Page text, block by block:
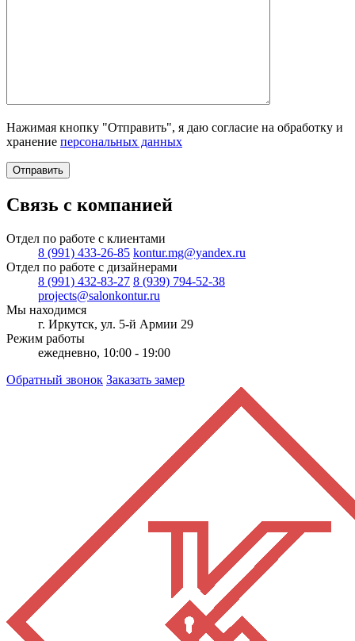
Нажимая кнопку "Отправить", я даю согласие на обработку и
хранение персональных данных
Отправить
Связь с компанией
Отдел по работе с клиентами
8 (991) 433-26-85 kontur.mg@yandex.ru
Отдел по работе с дизайнерами
8 (991) 432-83-27 8 (939) 794-52-38
projects@salonkontur.ru
Мы находимся
г. Иркутск, ул. 5-й Армии 29
Режим работы
ежедневно, 10:00 - 19:00
Обратный звонок Заказать замер